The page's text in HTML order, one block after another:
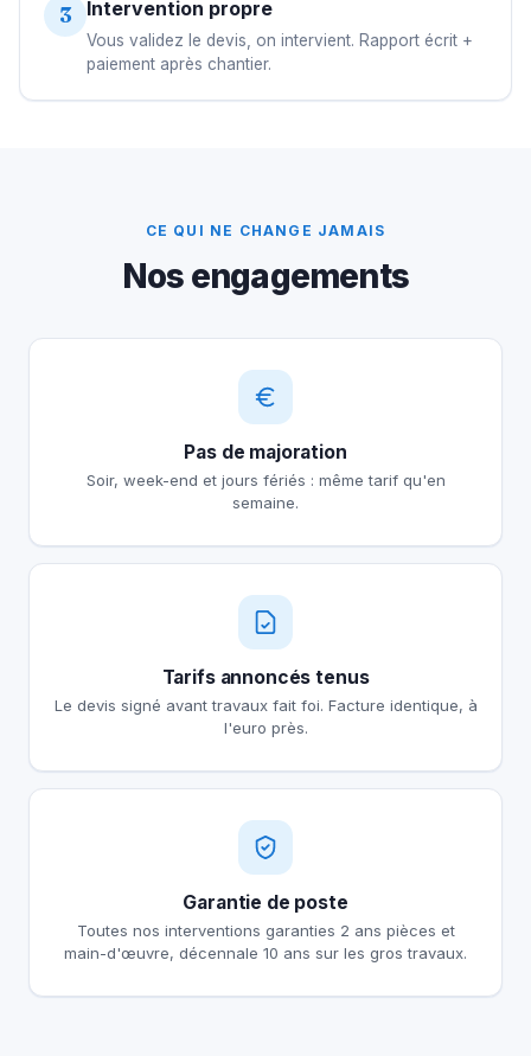
3 Intervention propre
Vous validez le devis, on intervient. Rapport écrit +
paiement après chantier.
CE QUI NE CHANGE JAMAIS
Nos engagements
Pas de majoration
Soir, week-end et jours fériés : même tarif qu'en
semaine.
Tarifs annoncés tenus
Le devis signé avant travaux fait foi. Facture identique, à
l'euro près.
Garantie de poste
Toutes nos interventions garanties 2 ans pièces et
main-d'œuvre, décennale 10 ans sur les gros travaux.